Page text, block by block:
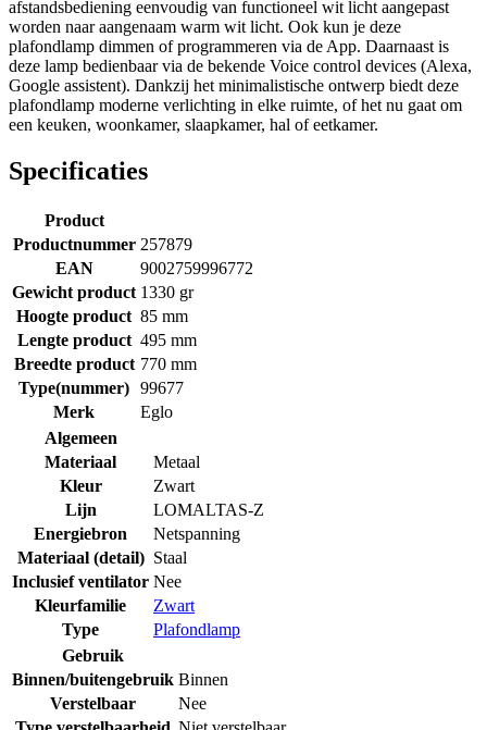
afstandsbediening eenvoudig van functioneel wit licht aangepast
worden naar aangenaam warm wit licht. Ook kun je deze
plafondlamp dimmen of programmeren via de App. Daarnaast is
deze lamp bedienbaar via de bekende Voice control devices (Alexa,
Google assistent). Dankzij het minimalistische ontwerp biedt deze
plafondlamp moderne verlichting in elke ruimte, of het nu gaat om
een keuken, woonkamer, slaapkamer, hal of eetkamer.
Specificaties
Product
Productnummer 257879
EAN
9002759996772
Gewicht product 1330 gr
Hoogte product 85 mm
Lengte product 495 mm
Breedte product 770 mm
Type(nummer) 99677
Merk
Eglo
Algemeen
Materiaal
Metaal
Kleur
Zwart
Lijn
LOMALTAS-Z
Energiebron
Netspanning
Materiaal (detail) Staal
Inclusief ventilator Nee
Kleurfamilie
Zwart
Type
Plafondlamp
Gebruik
Binnen/buitengebruik Binnen
Verstelbaar
Nee